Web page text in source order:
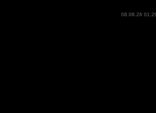
08.08.26